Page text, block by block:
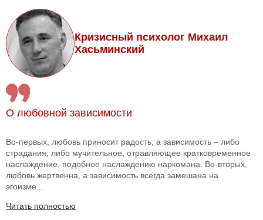
Кризисный психолог Михаил
Хасьминский
О любовной зависимости
Во-первых, любовь приносит радость, а зависимость – либо
страдания, либо мучительное, отравляющее кратковременное
наслаждение, подобное наслаждению наркомана. Во-вторых,
любовь жертвенна, а зависимость всегда замешана на
эгоизме...
Читать полностью